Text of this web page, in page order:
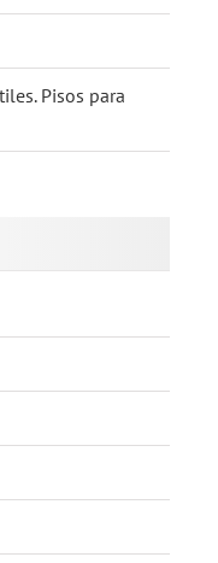
Pisos para